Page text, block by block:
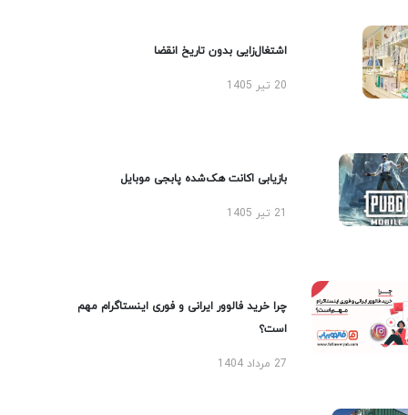
اشتغال‌زایی بدون تاریخ انقضا
20 تیر 1405
بازیابی اکانت هک‌شده پابجی موبایل
چرا خرید فالوور ایرانی و فوری اینستاگرام مهم
است؟
27 مرداد 1404